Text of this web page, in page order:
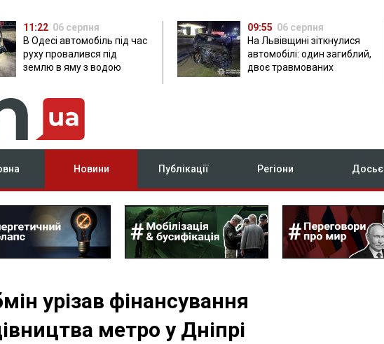
11:22 06 серпня
В Одесі автомобіль під час
руху провалився під
землю в яму з водою
09:55 06 серпня
На Львівщині зіткнулися
автомобілі: один загиблий,
двоє травмованих
Новини Публікації Регіони Досьє
урізав фінансування
метро у Дніпрі